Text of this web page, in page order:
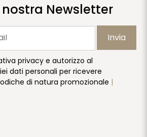
Newsletter
Invia
privacy e autorizzo al
dati personali per ricevere
di natura promozionale |